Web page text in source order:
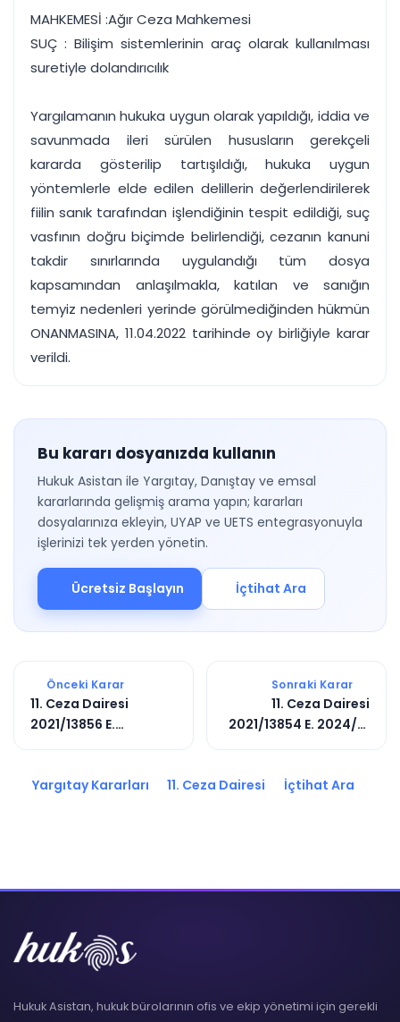
Bildirim
Süreleri asla kaçırmayın
Tek panelde uçtan uca yönetim
Tüm özellikleri inceleyin Ücretsiz Başlayın
MAHKEMESİ :Ağır Ceza Mahkemesi
SUÇ : Bilişim sistemlerinin araç olarak kullanılması
suretiyle dolandırıcılık
Yargılamanın hukuka uygun olarak yapıldığı, iddia ve
savunmada ileri sürülen hususların gerekçeli
kararda gösterilip tartışıldığı, hukuka uygun
yöntemlerle elde edilen delillerin değerlendirilerek
fiilin sanık tarafından işlendiğinin tespit edildiği, suç
vasfının doğru biçimde belirlendiği, cezanın kanuni
takdir sınırlarında uygulandığı tüm dosya
kapsamından anlaşılmakla, katılan ve sanığın
temyiz nedenleri yerinde görülmediğinden hükmün
ONANMASINA, 11.04.2022 tarihinde oy birliğiyle karar
verildi.
Bu kararı dosyanızda kullanın
Hukuk Asistan ile Yargıtay, Danıştay ve emsal
kararlarında gelişmiş arama yapın; kararları
dosyalarınıza ekleyin, UYAP ve UETS entegrasyonuyla
işlerinizi tek yerden yönetin.
Ücretsiz Başlayın İçtihat Ara
Önceki Karar
11. Ceza Dairesi
2021/13856 E.
Sonraki Karar
11. Ceza Dairesi
2021/13854 E. 2024/21
Yargıtay Kararları 11. Ceza Dairesi İçtihat Ara
Hukuk Asistan, hukuk bürolarının ofis ve ekip yönetimi için gerekli